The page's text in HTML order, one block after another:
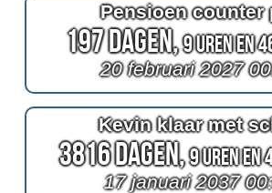
Pensioen counter
197 Dagen,9 Uren en
20 februari 2027
Kevin klaar met
3816 Dagen,9 Uren en
17 januari 2037